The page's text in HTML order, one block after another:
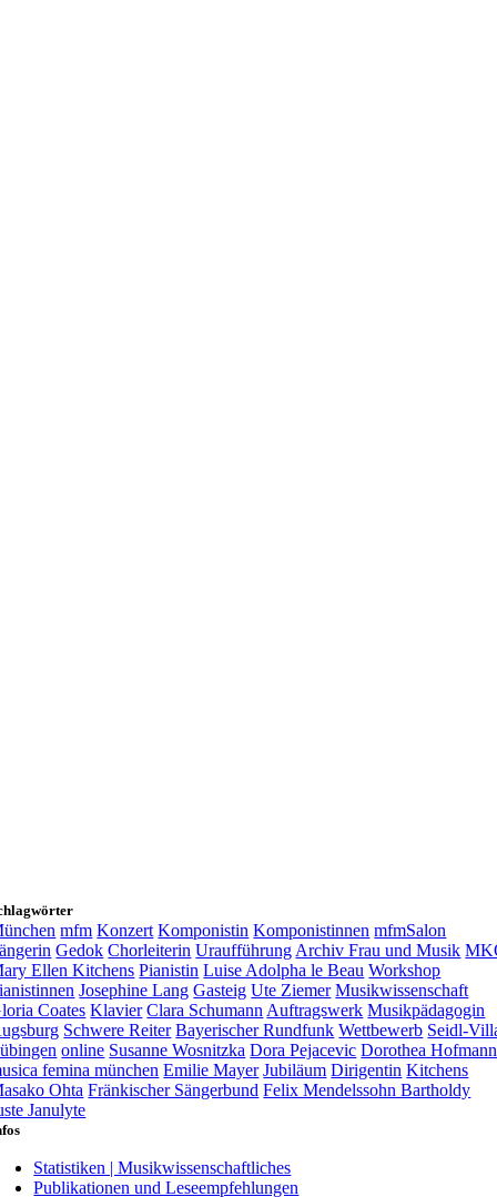
mfm Konzert Komponistin Komponistinnen mfmSalon
Gedok Chorleiterin Uraufführung Archiv Frau und Musik
Ellen Kitchens Pianistin Luise Adolpha le Beau Workshop
Josephine Lang Gasteig Ute Ziemer Musikwissenschaft
Coates Klavier Clara Schumann Auftragswerk Musikpädagogin
Schwere Reiter Bayerischer Rundfunk Wettbewerb Seidl-
online Susanne Wosnitzka Dora Pejacevic Dorothea Hofmann
femina münchen Emilie Mayer Jubiläum Dirigentin Kitchens
Ohta Fränkischer Sängerbund Felix Mendelssohn Bartholdy
Janulyte
Statistiken | Musikwissenschaftliches
Publikationen und Leseempfehlungen